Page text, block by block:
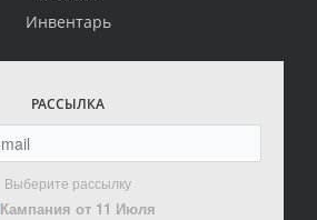
Инвентарь
РАССЫЛКА
Выберите рассылку
Кампания от 11 Июля